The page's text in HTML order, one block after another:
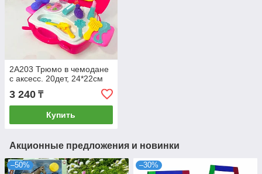
2A203 Трюмо в чемодане
с аксесс. 20дет, 24*22см
3 240 ₸
Купить
Акционные предложения и новинки
–50% –30%